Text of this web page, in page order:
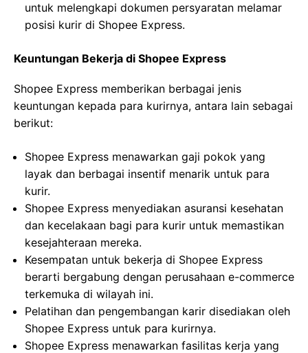
untuk melengkapi dokumen persyaratan melamar
posisi kurir di Shopee Express.
Keuntungan Bekerja di Shopee Express
Shopee Express memberikan berbagai jenis
keuntungan kepada para kurirnya, antara lain sebagai
berikut:
Shopee Express menawarkan gaji pokok yang
layak dan berbagai insentif menarik untuk para
kurir.
Shopee Express menyediakan asuransi kesehatan
dan kecelakaan bagi para kurir untuk memastikan
kesejahteraan mereka.
Kesempatan untuk bekerja di Shopee Express
berarti bergabung dengan perusahaan e-commerce
terkemuka di wilayah ini.
Pelatihan dan pengembangan karir disediakan oleh
Shopee Express untuk para kurirnya.
Shopee Express menawarkan fasilitas kerja yang